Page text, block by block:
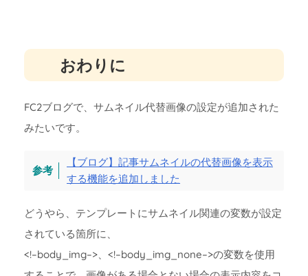
おわりに
FC2ブログで、サムネイル代替画像の設定が追加された
みたいです。
【ブログ】記事サムネイルの代替画像を表示
する機能を追加しました
どうやら、テンプレートにサムネイル関連の変数が設定
されている箇所に、
<!–body_img–>、<!–body_img_none–>の変数を使用